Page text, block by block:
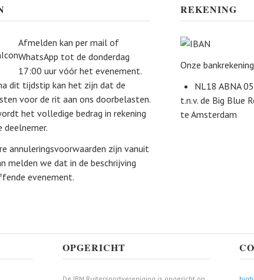
Afmelden kan per mail of
WhatsApp tot de donderdag
17:00 uur vóór het evenement.
dit tijdstip kan het zijn dat de
voor de rit aan ons doorbelasten.
het volledige bedrag in rekening
deelnemer.
annuleringsvoorwaarden zijn vanuit
melden we dat in de beschrijving
evenement.
REKENING
Onze
NL18 ABNA
t.n.v. de Big Blue
te Amsterdam
OPGERICHT